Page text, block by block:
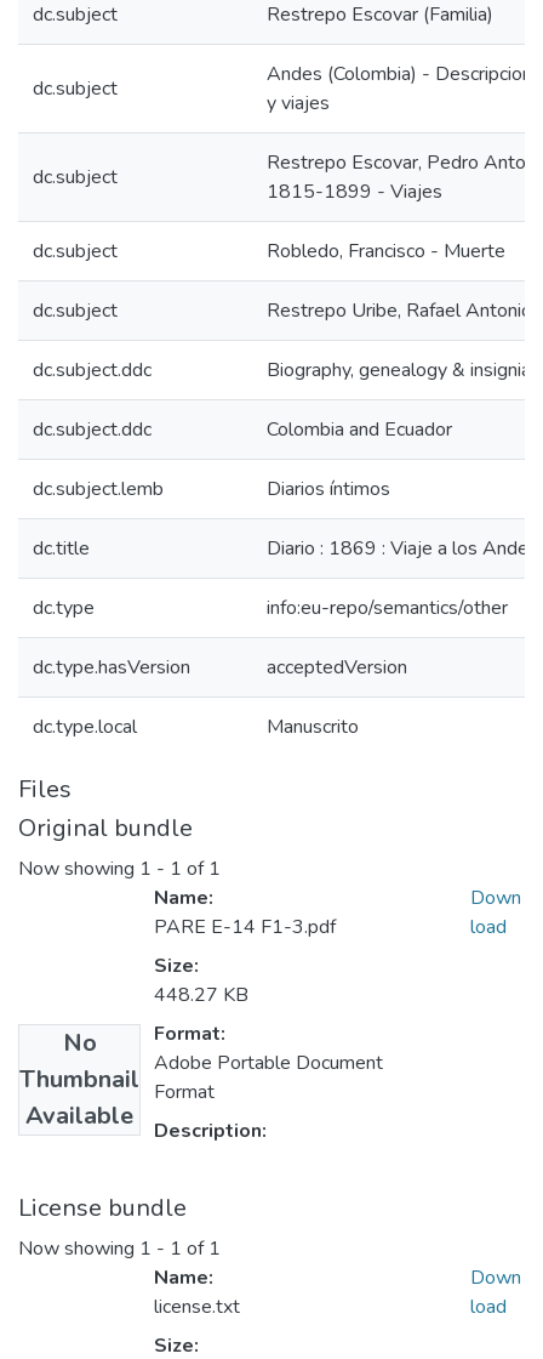
dc.subject Restrepo Escovar (Familia)
dc.subject
Andes (Colombia) -
y viajes
dc.subject
Restrepo Escovar, Pedro
1815-1899 - Viajes
dc.subject Robledo, Francisco - Muerte
dc.subject Restrepo Uribe, Rafael Antonio
dc.subject.ddc Biography, genealogy & insignia
dc.subject.ddc Colombia and Ecuador
dc.subject.lemb Diarios íntimos
dc.title Diario : 1869 : Viaje a los Andes
dc.type info:eu-repo/semantics/other
dc.type.hasVersion acceptedVersion
dc.type.local Manuscrito
Files
Original bundle
Now showing 1 - 1 of 1
No
Thumbnail
Available
Name:
PARE E-14 F1-3.pdf
Size:
448.27 KB
Format:
Adobe Portable Document
Format
Description:
Down
load
License bundle
Now showing 1 - 1 of 1
Name:
license.txt
Size:
Down
load